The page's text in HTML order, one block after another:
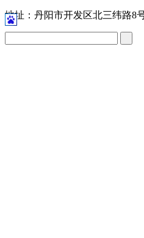
地址：丹阳市开发区北三纬路8